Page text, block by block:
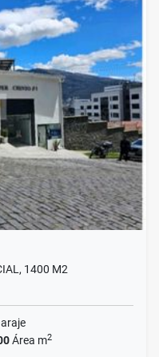
1400 M2
Área m2